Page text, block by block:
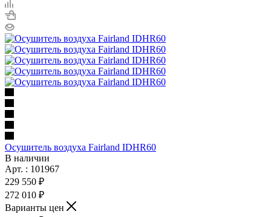
Осушитель воздуха Fairland IDHR60
В наличии
Арт. : 101967
229 550 ₽
272 010 ₽
Варианты цен